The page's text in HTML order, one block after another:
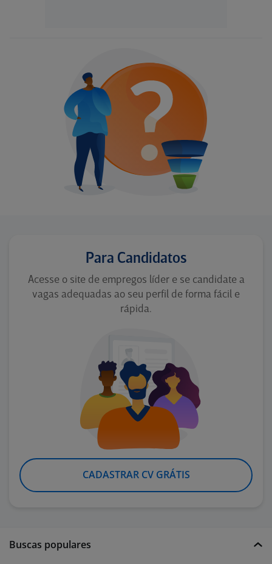
Para Candidatos
Acesse o site de empregos líder e se candidate a
vagas adequadas ao seu perfil de forma fácil e
rápida.
CADASTRAR CV GRÁTIS
Buscas populares